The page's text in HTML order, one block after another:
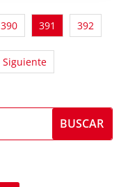
390 391 392
Siguiente